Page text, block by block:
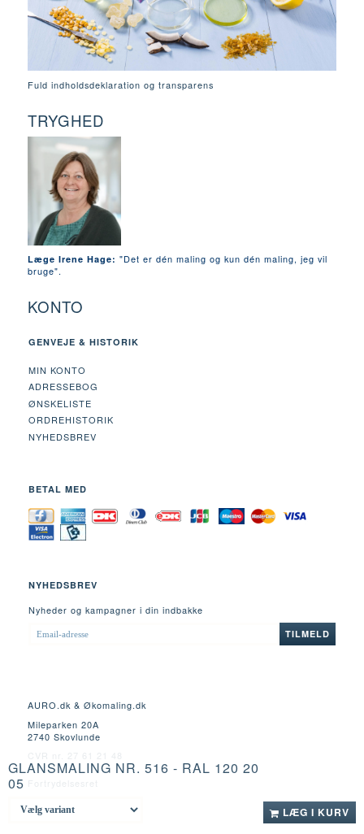
Fuld indholdsdeklaration og transparens
TRYGHED
Læge Irene Hage: "Det er dén maling og kun dén maling, jeg vil
bruge".
KONTO
GENVEJE & HISTORIK
MIN KONTO
ADRESSEBOG
ØNSKELISTE
ORDREHISTORIK
NYHEDSBREV
BETAL MED
NYHEDSBREV
Nyheder og kampagner i din indbakke
ADRESSE
TILMELD
AURO.dk & Økomaling.dk
Mileparken 20A
2740 Skovlunde
GLANSMALING NR. 516 - RAL 120 20
05
LÆG I KURV